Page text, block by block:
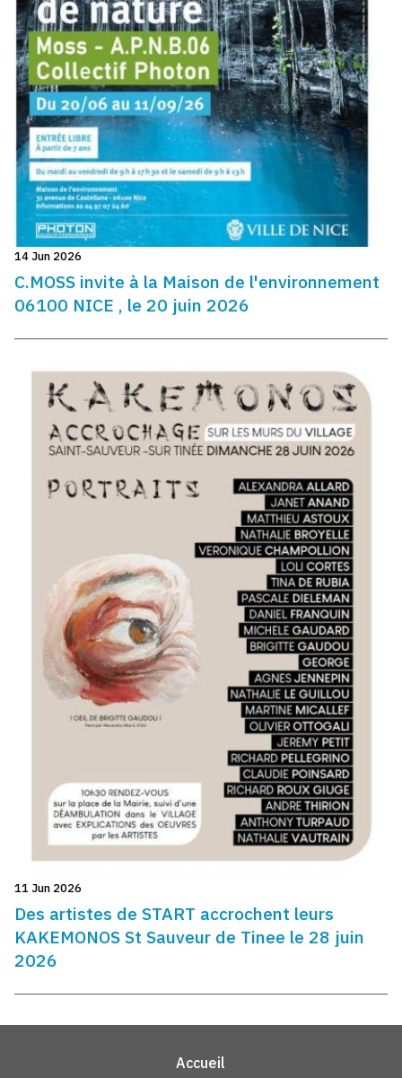
14 Jun 2026
C.MOSS invite à la Maison de l'environnement
06100 NICE , le 20 juin 2026
11 Jun 2026
Des artistes de START accrochent leurs
KAKEMONOS St Sauveur de Tinee le 28 juin
2026
Accueil